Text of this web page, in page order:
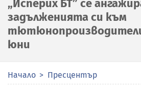
„Исперих БТ” се
задълженията си към
юни
Начало Пресцентър